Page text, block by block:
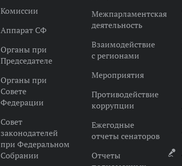
Комиссии
Аппарат СФ
Органы при
Председателе
Органы при
Совете
Федерации
Совет
законодателей
при Федеральном
Собрании
Межпарламентская
деятельность
Взаимодействие
с регионами
Мероприятия
Противодействие
коррупции
Ежегодные
отчеты сенаторов
Отчеты